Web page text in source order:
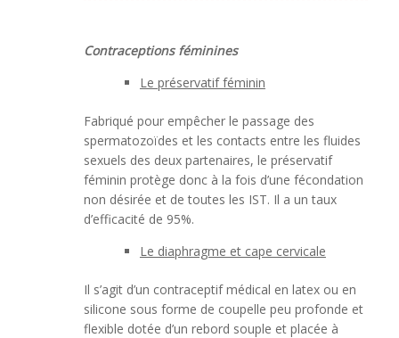
Contraceptions féminines
Le préservatif féminin
Fabriqué pour empêcher le passage des
spermatozoïdes et les contacts entre les fluides
sexuels des deux partenaires, le préservatif
féminin protège donc à la fois d’une fécondation
non désirée et de toutes les IST. Il a un taux
d’efficacité de 95%.
Le diaphragme et cape cervicale
Il s’agit d’un contraceptif médical en latex ou en
silicone sous forme de coupelle peu profonde et
flexible dotée d’un rebord souple et placée à